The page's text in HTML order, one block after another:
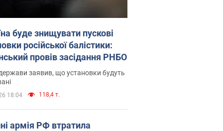
буде знищувати пускові
російської балістики:
провів засідання РНБО
заявив, що установки будуть
18:04 118,4 т.
армія РФ втратила